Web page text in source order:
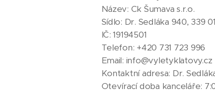
Název: Ck Šumava s.r.o.
Sídlo: Dr. Sedláka 940, 339
IČ: 19194501
Telefon: +420 731 723 996
Email: info@vyletyklatovy.cz
Kontaktní adresa: Dr.
Otevírací doba kanceláře: